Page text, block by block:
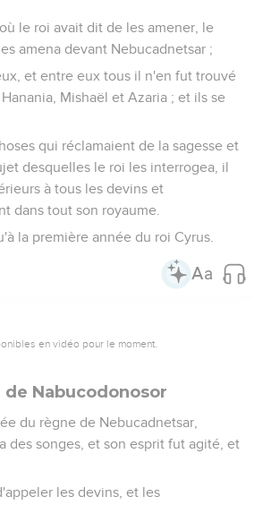
le roi avait dit de les amener, le
amena devant Nebucadnetsar ;
et entre eux tous il n'en fut trouvé
Mishaël et Azaria ; et ils se
qui réclamaient de la sagesse et
desquelles le roi les interrogea, il
à tous les devins et
dans tout son royaume.
la première année du roi Cyrus.
en vidéo pour le moment.
Nabucodonosor
du règne de Nebucadnetsar,
des songes, et son esprit fut agité, et
les devins, et les